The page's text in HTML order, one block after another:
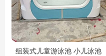
组装式儿童游泳池 小儿泳池